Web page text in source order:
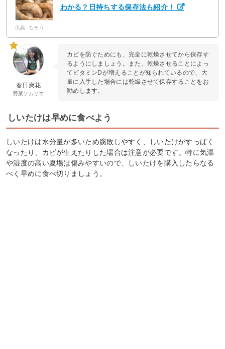
わかる？日持ちする保存法も紹介！
出典: ちそう
春日爽花
野菜ソムリエ
カビを防ぐためにも、完全に乾燥させてから保存す
るようにしましょう。また、乾燥させることによっ
てビタミンDが増えることが知られているので、大
量に入手した場合には乾燥させて保存することをお
勧めします。
しいたけは早めに食べよう
しいたけは水分量が多いため腐敗しやすく、しいたけがすっぱく
なったり、カビが生えたりした場合は注意が必要です。特に気温
や湿度の高い夏場は傷みやすいので、しいたけを購入したらなる
べく早めに食べ切りましょう。